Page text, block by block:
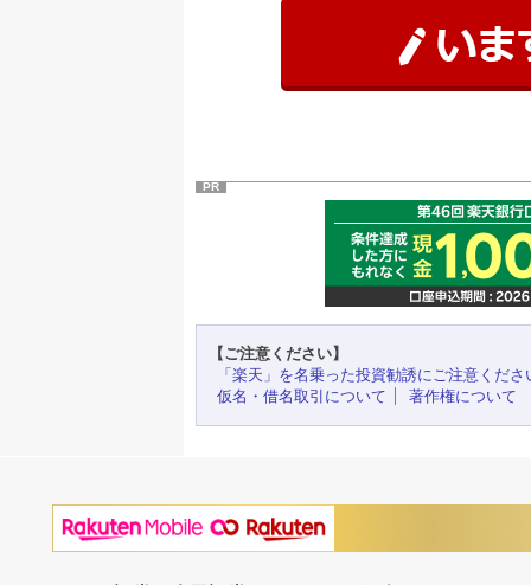
PR
【ご注意ください】
「楽天」を名乗った投資勧誘にご注意くださ
仮名・借名取引について
著作権について